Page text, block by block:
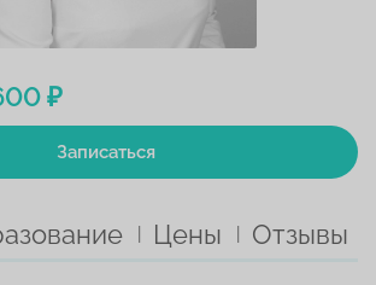
₽
Записаться
Цены Отзывы